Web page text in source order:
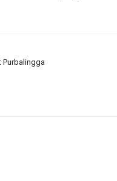
Purbalingga